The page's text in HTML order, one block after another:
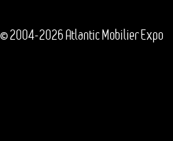
© 2004-2026 Atlantic Mobilier Expo